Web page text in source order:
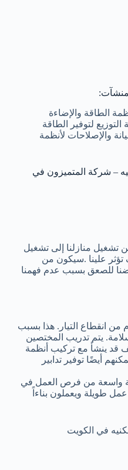
الطاقة والإضاءة
لتوفير الطاقة
والإصلاحات لأنظمة
– شركة المتميزون في
تشغيل منازلنا إلى تشغيل
تؤثر علينا .سيكون من
للصعق بسبب عدم فهمنا
من انقطاع التيار. هذا بسبب
يتم تدريب المختصين
قد ينشأ مع تركيب أنظمة
أيضًا توفير تدابير
واسعة من فرص العمل في
طويلة ويعملون بناءاً